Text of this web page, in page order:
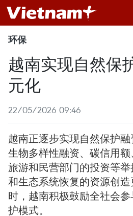
环保
越南实现自然保
元化
22/05/2026 09:46
越南正逐步实现自然保护融
生物多样性融资、碳信用
旅游和民营部门的投资等
和生态系统恢复的资源创
时，越南积极鼓励全社会
护模式。